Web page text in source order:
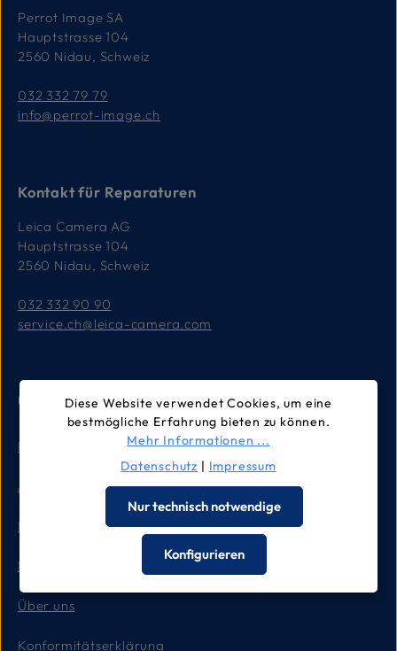
Perrot Image SA
Hauptstrasse 104
2560 Nidau, Schweiz
032 332 79 79
info@perrot-image.ch
Kontakt für Reparaturen
Leica Camera AG
Hauptstrasse 104
2560 Nidau, Schweiz
032 332 90 90
service.ch@leica-camera.com
Unternehmen
Impressum
AGB
Datenschutz
Kontakt
Über uns
Konformitätserklärung
Diese Website verwendet Cookies, um eine
bestmögliche Erfahrung bieten zu können.
Mehr Informationen ...
Datenschutz | Impressum
Nur technisch notwendige
Konfigurieren